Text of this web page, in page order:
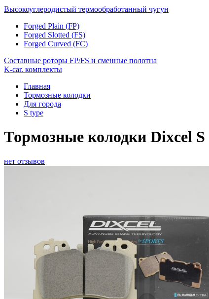
Высокоуглеродистый термообработанный чугун
Forged Plain (FP)
Forged Slotted (FS)
Forged Curved (FC)
Составные роторы FP/FS и сменные полотна
K-car. комплекты
Главная
Тормозные колодки
Для города
S type
Тормозные колодки Dixcel S
нет отзывов